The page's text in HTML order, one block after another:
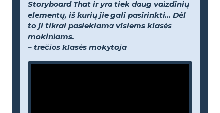
Storyboard That ir yra tiek daug vaizdinių
elementų, iš kurių jie gali pasirinkti... Dėl
to ji tikrai pasiekiama visiems klasės
mokiniams.
– trečios klasės mokytoja